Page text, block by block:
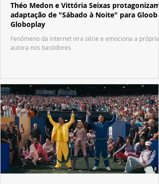
Théo Medon e Vittória Seixas protagonizam
adaptação de "Sábado à Noite" para Gloob e
Globoplay
Fenômeno da internet vira série e emociona a própria
autora nos bastidores